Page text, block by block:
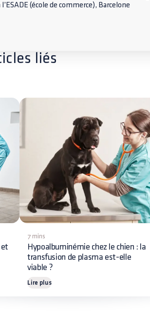
(école de commerce), Barcelone
liés
et
7 mins
Hypoalbuminémie chez le chien : la
transfusion de plasma est-elle
viable ?
Lire plus